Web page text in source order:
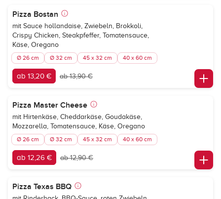
Pizza Bostan
mit Sauce hollandaise, Zwiebeln, Brokkoli,
Crispy Chicken, Steakpfeffer, Tomatensauce,
Käse, Oregano
Ø 26 cm Ø 32 cm 45 x 32 cm 40 x 60 cm
ab 13,20 € ab 13,90 €
Pizza Master Cheese
mit Hirtenkäse, Cheddarkäse, Goudakäse,
Mozzarella, Tomatensauce, Käse, Oregano
Ø 26 cm Ø 32 cm 45 x 32 cm 40 x 60 cm
ab 12,26 € ab 12,90 €
Pizza Texas BBQ